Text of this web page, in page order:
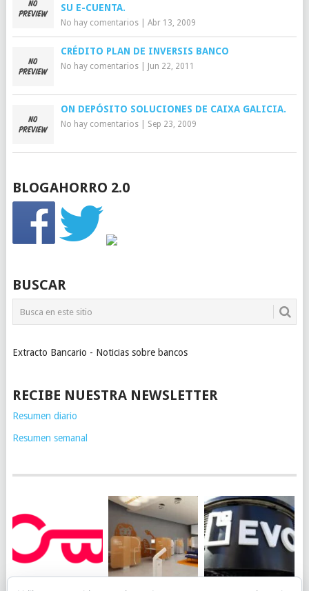
SU E-CUENTA.
No hay comentarios| Abr 13, 2009
CRÉDITO PLAN DE INVERSIS BANCO
No hay comentarios| Jun 22, 2011
ON DEPÓSITO SOLUCIONES DE CAIXA GALICIA.
No hay comentarios| Sep 23, 2009
BLOGAHORRO 2.0
BUSCAR
Extracto Bancario - Noticias sobre bancos
RECIBE NUESTRA NEWSLETTER
Resumen diario
Resumen semanal